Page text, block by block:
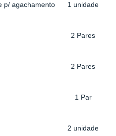
p/ agachamento 1 unidade
2 Pares
2 Pares
1 Par
2 unidade